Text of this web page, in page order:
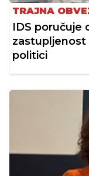
TRAJNA
IDS poručuje
zastupljenost
politici